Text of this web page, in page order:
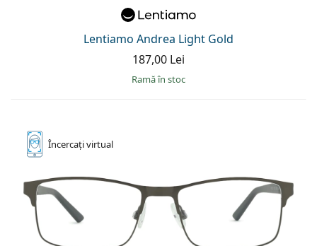
Lentiamo Andrea Light Gold
187,00 Lei
ramă în stoc
Încercațivirtual